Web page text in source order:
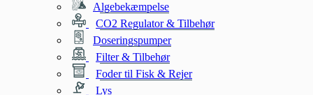
Algebekæmpelse
CO2 Regulator & Tilbehør
Doseringspumper
Filter & Tilbehør
Foder til Fisk & Rejer
Lys